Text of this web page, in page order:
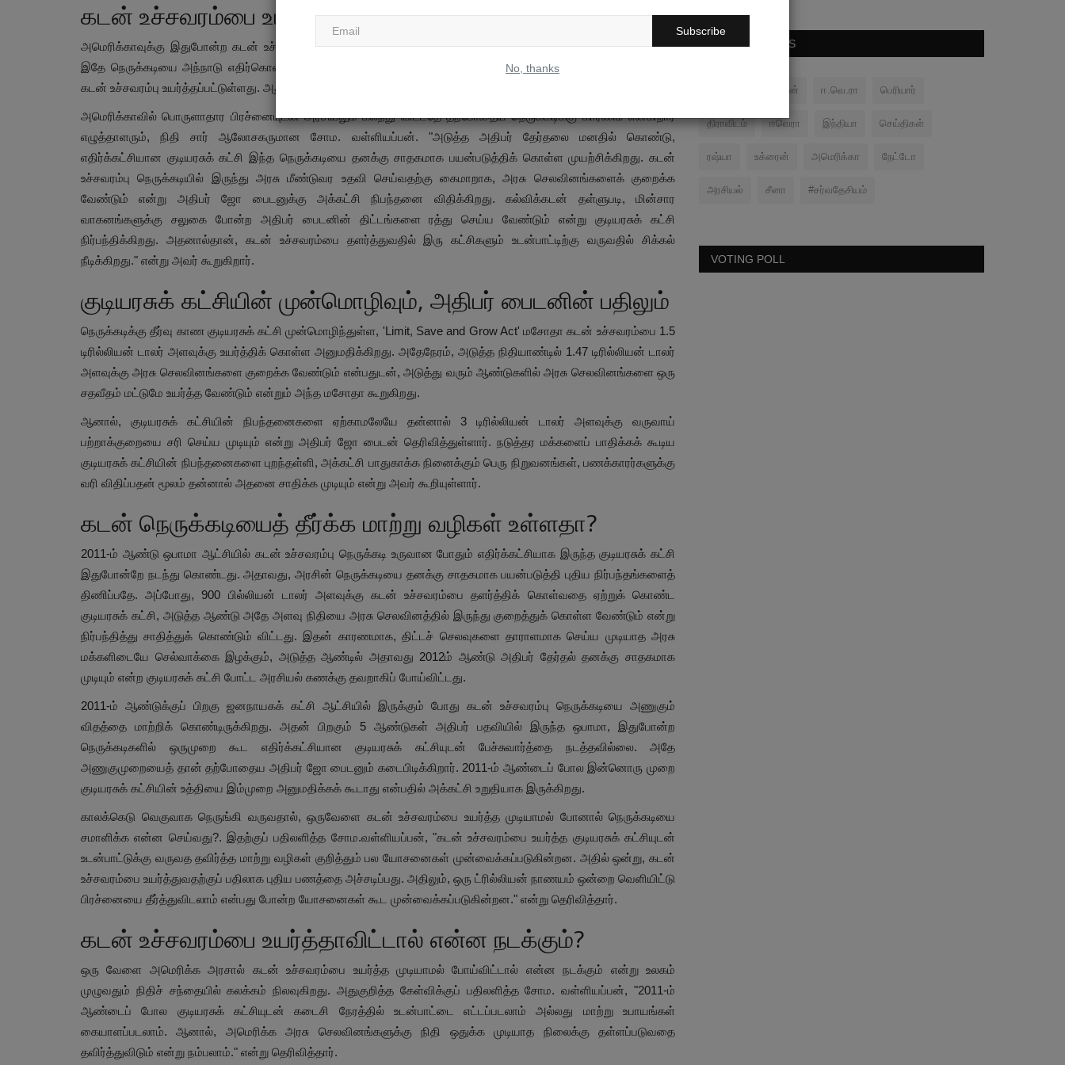
Subscribe
No, thanks
கடன் உச்சவரம்பை உயர்த்துவதில் சிக்கல் ஏன்?
அமெரிக்காவுக்கு இதுபோன்ற கடன் உச்சவரம்பு நெருக்கடிகள் ஒன்றும் புதிததல்ல. 1960-ம் ஆண்டுக்குப் பிறகு 78 முறை
இதே நெருக்கடியை அந்நாடு எதிர்கொண்டுள்ளது. டொனால்ட் டிரம்பின் கடந்த நான்காண்டு ஆட்சிக் காலத்தில் 3 முறை
கடன் உச்சவரம்பு உயர்த்தப்பட்டுள்ளது. அதுபோன்று இப்போதும் உயர்த்துவதில் என்ன சிக்கல்? என்ற கேள்வி எழலாம்.
அமெரிக்காவில் பொருளாதார பிரச்னையுடன் அரசியலும் கலந்து விட்டதே தற்போதைய நெருக்கடிக்கு காரணம் என்கிறார்
எழுத்தாளரும், நிதி சார் ஆலோசகருமான சோம. வள்ளியப்பன். "அடுத்த அதிபர் தேர்தலை மனதில் கொண்டு,
எதிர்க்கட்சியான குடியரசுக் கட்சி இந்த நெருக்கடியை தனக்கு சாதகமாக பயன்படுத்திக் கொள்ள முயற்சிக்கிறது. கடன்
உச்சவரம்பு நெருக்கடியில் இருந்து அரசு மீண்டுவர உதவி செய்வதற்கு கைமாறாக, அரசு செலவினங்களைக் குறைக்க
வேண்டும் என்று அதிபர் ஜோ பைடனுக்கு அக்கட்சி நிபந்தனை விதிக்கிறது. கல்விக்கடன் தள்ளுபடி, மின்சார
வாகனங்களுக்கு சலுகை போன்ற அதிபர் பைடனின் திட்டங்களை ரத்து செய்ய வேண்டும் என்று குடியரசுக் கட்சி
நிர்பந்திக்கிறது. அதனால்தான், கடன் உச்சவரம்பை தளர்த்துவதில் இரு கட்சிகளும் உடன்பாட்டிற்கு வருவதில் சிக்கல்
நீடிக்கிறது." என்று அவர் கூறுகிறார்.
குடியரசுக் கட்சியின் முன்மொழிவும், அதிபர் பைடனின் பதிலும்
நெருக்கடிக்கு தீர்வு காண குடியரசுக் கட்சி முன்மொழிந்துள்ள, 'Limit, Save and Grow Act' மசோதா கடன் உச்சவரம்பை 1.5
டிரில்லியன் டாலர் அளவுக்கு உயர்த்திக் கொள்ள அனுமதிக்கிறது. அதேநேரம், அடுத்த நிதியாண்டில் 1.47 டிரில்லியன் டாலர்
அளவுக்கு அரசு செலவினங்களை குறைக்க வேண்டும் என்பதுடன், அடுத்து வரும் ஆண்டுகளில் அரசு செலவினங்களை ஒரு
சதவீதம் மட்டுமே உயர்த்த வேண்டும் என்றும் அந்த மசோதா கூறுகிறது.
ஆனால், குடியரசுக் கட்சியின் நிபந்தனைகளை ஏற்காமலேயே தன்னால் 3 டிரில்லியன் டாலர் அளவுக்கு வருவாய்
பற்றாக்குறையை சரி செய்ய முடியும் என்று அதிபர் ஜோ பைடன் தெரிவித்துள்ளார். நடுத்தர மக்களைப் பாதிக்கக் கூடிய
குடியரசுக் கட்சியின் நிபந்தனைகளை புறந்தள்ளி, அக்கட்சி பாதுகாக்க நினைக்கும் பெரு நிறுவனங்கள், பணக்காரர்களுக்கு
வரி விதிப்பதன் மூலம் தன்னால் அதனை சாதிக்க முடியும் என்று அவர் கூறியுள்ளார்.
கடன் நெருக்கடியைத் தீர்க்க மாற்று வழிகள் உள்ளதா?
2011-ம் ஆண்டு ஒபாமா ஆட்சியில் கடன் உச்சவரம்பு நெருக்கடி உருவான போதும் எதிர்க்கட்சியாக இருந்த குடியரசுக் கட்சி
இதுபோன்றே நடந்து கொண்டது. அதாவது, அரசின் நெருக்கடியை தனக்கு சாதகமாக பயன்படுத்தி புதிய நிர்பந்தங்களைத்
திணிப்பதே. அப்போது, 900 பில்லியன் டாலர் அளவுக்கு கடன் உச்சவரம்பை தளர்த்திக் கொள்வதை ஏற்றுக் கொண்ட
குடியரசுக் கட்சி, அடுத்த ஆண்டு அதே அளவு நிதியை அரசு செலவினத்தில் இருந்து குறைத்துக் கொள்ள வேண்டும் என்று
நிர்பந்தித்து சாதித்துக் கொண்டும் விட்டது. இதன் காரணமாக, திட்டச் செலவுகளை தாராளமாக செய்ய முடியாத அரசு
மக்களிடையே செல்வாக்கை இழக்கும், அடுத்த ஆண்டில் அதாவது 2012ம் ஆண்டு அதிபர் தேர்தல் தனக்கு சாதகமாக
முடியும் என்ற குடியரசுக் கட்சி போட்ட அரசியல் கணக்கு தவறாகிப் போய்விட்டது.
2011-ம் ஆண்டுக்குப் பிறகு ஜனநாயகக் கட்சி ஆட்சியில் இருக்கும் போது கடன் உச்சவரம்பு நெருக்கடியை அணுகும்
விதத்தை மாற்றிக் கொண்டிருக்கிறது. அதன் பிறகும் 5 ஆண்டுகள் அதிபர் பதவியில் இருந்த ஒபாமா, இதுபோன்ற
நெருக்கடிகளில் ஒருமுறை கூட எதிர்க்கட்சியான குடியரசுக் கட்சியுடன் பேச்சுவார்த்தை நடத்தவில்லை. அதே
அணுகுமுறையைத் தான் தற்போதைய அதிபர் ஜோ பைடனும் கடைபிடிக்கிறார். 2011-ம் ஆண்டைப் போல இன்னொரு முறை
குடியரசுக் கட்சியின் உத்தியை இம்முறை அனுமதிக்கக் கூடாது என்பதில் அக்கட்சி உறுதியாக இருக்கிறது.
காலக்கெடு வெகுவாக நெருங்கி வருவதால், ஒருவேளை கடன் உச்சவரம்பை உயர்த்த முடியாமல் போனால் நெருக்கடியை
சமாளிக்க என்ன செய்வது?. இதற்குப் பதிலளித்த சோம.வள்ளியப்பன், "கடன் உச்சவரம்பை உயர்த்த குடியரசுக் கட்சியுடன்
உடன்பாட்டுக்கு வருவத தவிர்த்த மாற்று வழிகள் குறித்தும் பல யோசனைகள் முன்வைக்கப்படுகின்றன. அதில் ஒன்று, கடன்
உச்சவரம்பை உயர்த்துவதற்குப் பதிலாக புதிய பணத்தை அச்சடிப்பது. அதிலும், ஒரு ட்ரில்லியன் நாணயம் ஒன்றை வெளியிட்டு
பிரச்னையை தீர்த்துவிடலாம் என்பது போன்ற யோசனைகள் கூட முன்வைக்கப்படுகின்றன." என்று தெரிவித்தார்.
கடன் உச்சவரம்பை உயர்த்தாவிட்டால் என்ன நடக்கும்?
ஒரு வேளை அமெரிக்க அரசால் கடன் உச்சவரம்பை உயர்த்த முடியாமல் போய்விட்டால் என்ன நடக்கும் என்று உலகம்
முழுவதும் நிதிச் சந்தையில் கலக்கம் நிலவுகிறது. அதுகுறித்த கேள்விக்குப் பதிலளித்த சோம. வள்ளியப்பன், "2011-ம்
ஆண்டைப் போல குடியரசுக் கட்சியுடன் கடைசி நேரத்தில் உடன்பாட்டை எட்டப்படலாம் அல்லது மாற்று உபாயங்கள்
கையாளப்படலாம். ஆனால், அமெரிக்க அரசு செலவினங்களுக்கு நிதி ஒதுக்க முடியாத நிலைக்கு தள்ளப்படுவதை
தவிர்த்துவிடும் என்று நம்பலாம்." என்று தெரிவித்தார்.
POPULAR TAGS
சமரன் ஈ.வெ.ரா பெரியார்
திராவிடம் ஈவெரா இந்தியா செய்திகள்
ரஷ்யா உக்ரைன் அமெரிக்கா நேட்டோ
அரசியல் சீனா #சர்வதேசியம்
VOTING POLL